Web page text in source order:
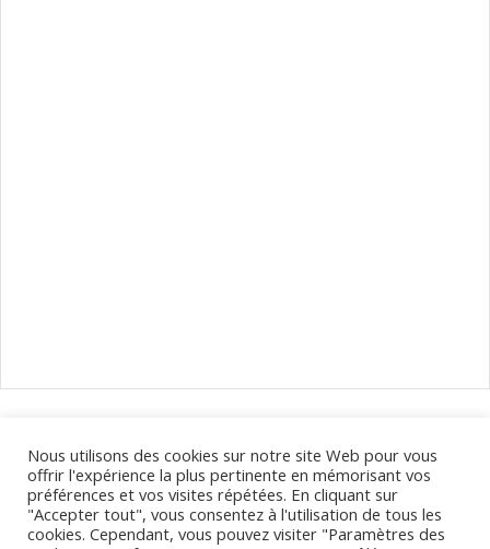
évènements
Calendrier des déplacements de votre opticien à Clermont-
Ferrand et dans le Puy-de-Dôme.
Nous utilisons des cookies sur notre site Web pour vous
offrir l'expérience la plus pertinente en mémorisant vos
préférences et vos visites répétées. En cliquant sur
"Accepter tout", vous consentez à l'utilisation de tous les
cookies. Cependant, vous pouvez visiter "Paramètres des